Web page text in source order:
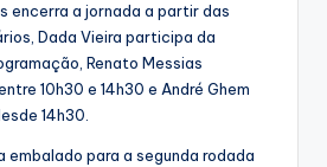
encerra a jornada a partir das
Dada Vieira participa da
Renato Messias
10h30 e 14h30 e André Ghem
14h30.
embalado para a segunda rodada